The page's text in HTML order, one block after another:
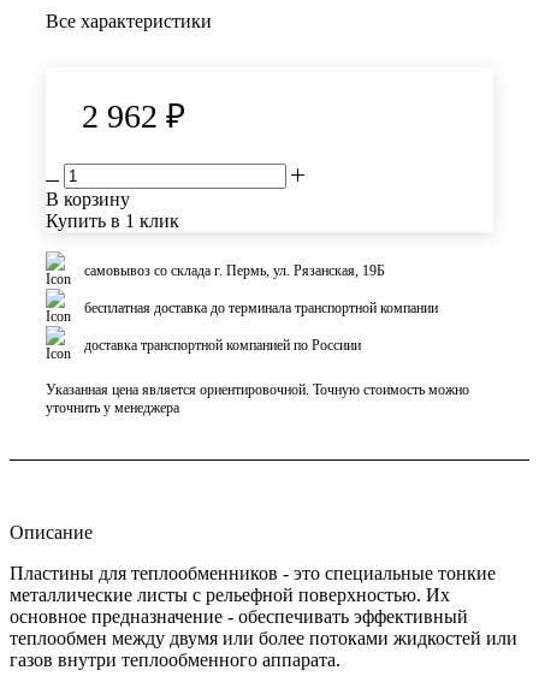
Все характеристики
2 962 ₽
В корзину
Купить в 1 клик
самовывоз со склада г. Пермь, ул. Рязанская, 19Б
бесплатная доставка до терминала транспортной компании
доставка транспортной компанией по Россиии
Указанная цена является ориентировочной. Точную стоимость можно
уточнить у менеджера
Описание
Пластины для теплообменников - это специальные тонкие
металлические листы с рельефной поверхностью. Их
основное предназначение - обеспечивать эффективный
теплообмен между двумя или более потоками жидкостей или
газов внутри теплообменного аппарата.